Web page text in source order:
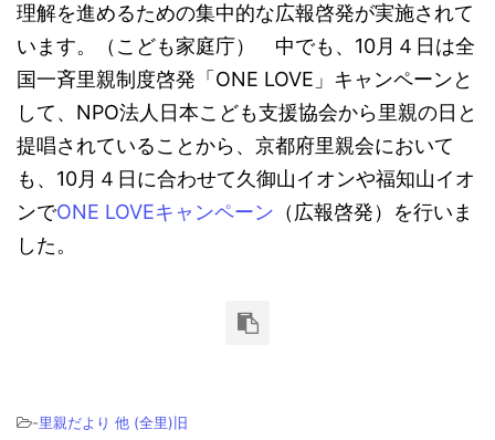
理解を進めるための集中的な広報啓発が実施されて
います。（こども家庭庁） 中でも、10月４日は全
国一斉里親制度啓発「ONE LOVE」キャンペーンと
して、NPO法人日本こども支援協会から里親の日と
提唱されていることから、京都府里親会において
も、10月４日に合わせて久御山イオンや福知山イオ
ンでONE LOVEキャンペーン （広報啓発）を行いま
した。
-里親だより 他 (全里)旧